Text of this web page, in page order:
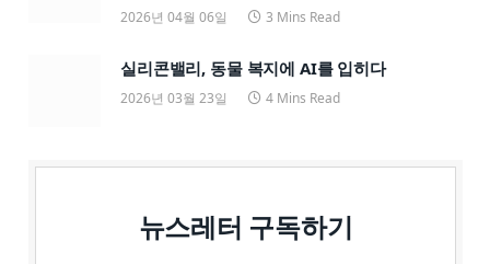
2026년 04월 06일 3 Mins Read
실리콘밸리, 동물 복지에 AI를 입히다
2026년 03월 23일 4 Mins Read
뉴스레터 구독하기